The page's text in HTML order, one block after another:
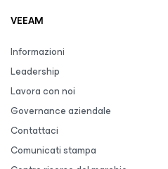
VEEAM
Informazioni
Leadership
Lavora con noi
Governance aziendale
Contattaci
Comunicati stampa